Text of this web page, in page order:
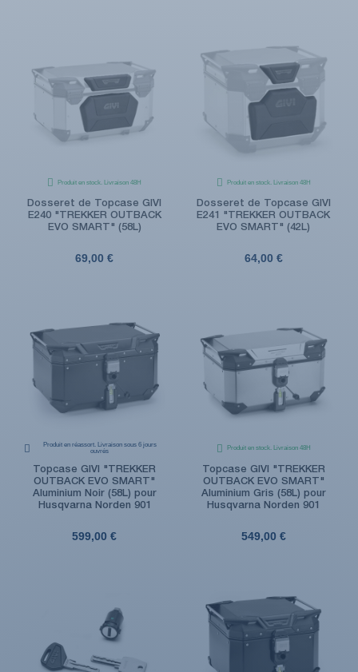
Produit en stock. Livraison 48H
Dosseret de Topcase GIVI
E240 "TREKKER OUTBACK
EVO SMART" (58L)
69,00 €
Produit en stock. Livraison 48H
Dosseret de Topcase GIVI
E241 "TREKKER OUTBACK
EVO SMART" (42L)
64,00 €
Produit en réassort. Livraison sous 6 jours
ouvrés
Topcase GIVI "TREKKER
OUTBACK EVO SMART"
Aluminium Noir (58L) pour
Husqvarna Norden 901
599,00 €
Produit en stock. Livraison 48H
Topcase GIVI "TREKKER
OUTBACK EVO SMART"
Aluminium Gris (58L) pour
Husqvarna Norden 901
549,00 €